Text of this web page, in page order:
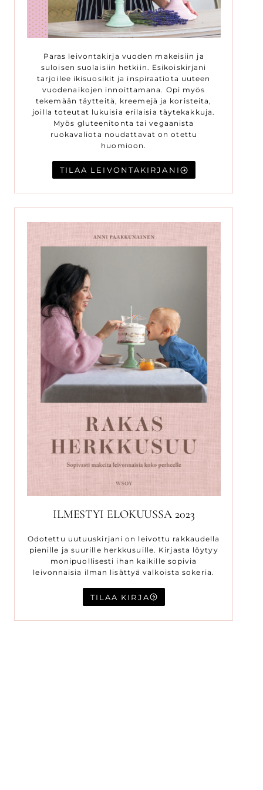
Paras leivontakirja vuoden makeisiin ja
suloisen suolaisiin hetkiin. Esikoiskirjani
tarjoilee ikisuosikit ja inspiraatiota uuteen
vuodenaikojen innoittamana. Opi myös
tekemään täytteitä, kreemejä ja koristeita,
joilla toteutat lukuisia erilaisia täytekakkuja.
Myös gluteenitonta tai vegaanista
ruokavaliota noudattavat on otettu
huomioon.
TILAA LEIVONTAKIRJANI
ILMESTYI ELOKUUSSA 2023
Odotettu uutuuskirjani on leivottu rakkaudella
pienille ja suurille herkkusuille. Kirjasta löytyy
monipuollisesti ihan kaikille sopivia
leivonnaisia ilman lisättyä valkoista sokeria.
TILAA KIRJA